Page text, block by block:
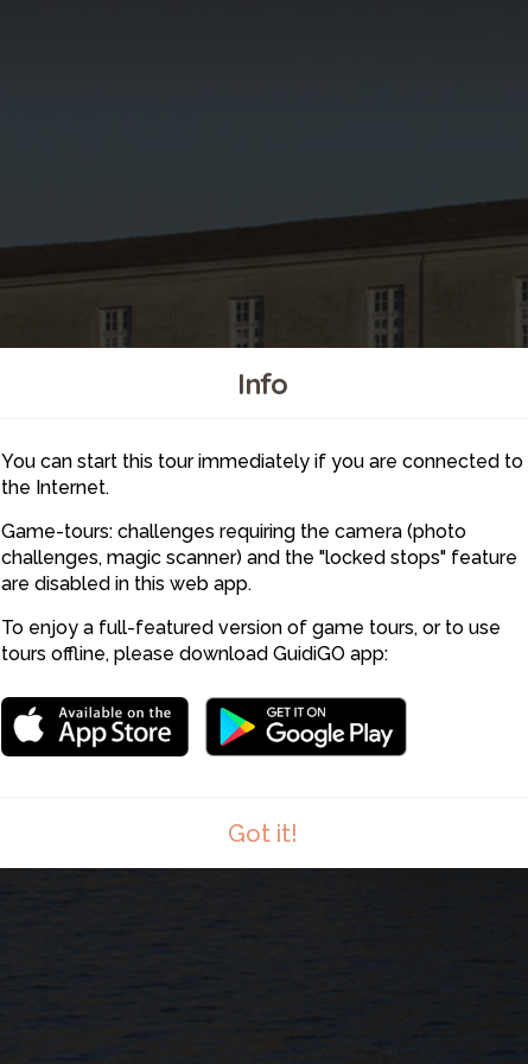
Info
You can start this tour immediately if you are connected to
the Internet.
Game-tours: challenges requiring the camera (photo
challenges, magic scanner) and the "locked stops" feature
are disabled in this web app.
To enjoy a full-featured version of game tours, or to use
tours offline, please download GuidiGO app:
Got it!
5